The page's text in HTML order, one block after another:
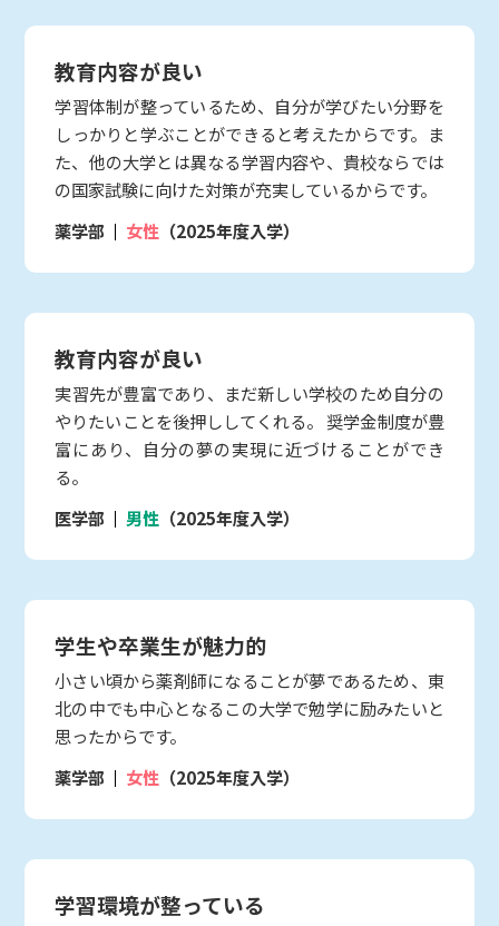
教育内容が良い
学習体制が整っているため、自分が学びたい分野を
しっかりと学ぶことができると考えたからです。ま
た、他の大学とは異なる学習内容や、貴校ならでは
の国家試験に向けた対策が充実しているからです。
薬学部
女性 （2025年度入学）
教育内容が良い
実習先が豊富であり、まだ新しい学校のため自分の
やりたいことを後押ししてくれる。 奨学金制度が豊
富にあり、自分の夢の実現に近づけることができ
る。
医学部
男性 （2025年度入学）
学生や卒業生が魅力的
小さい頃から薬剤師になることが夢であるため、東
北の中でも中心となるこの大学で勉学に励みたいと
思ったからです。
薬学部
女性 （2025年度入学）
学習環境が整っている